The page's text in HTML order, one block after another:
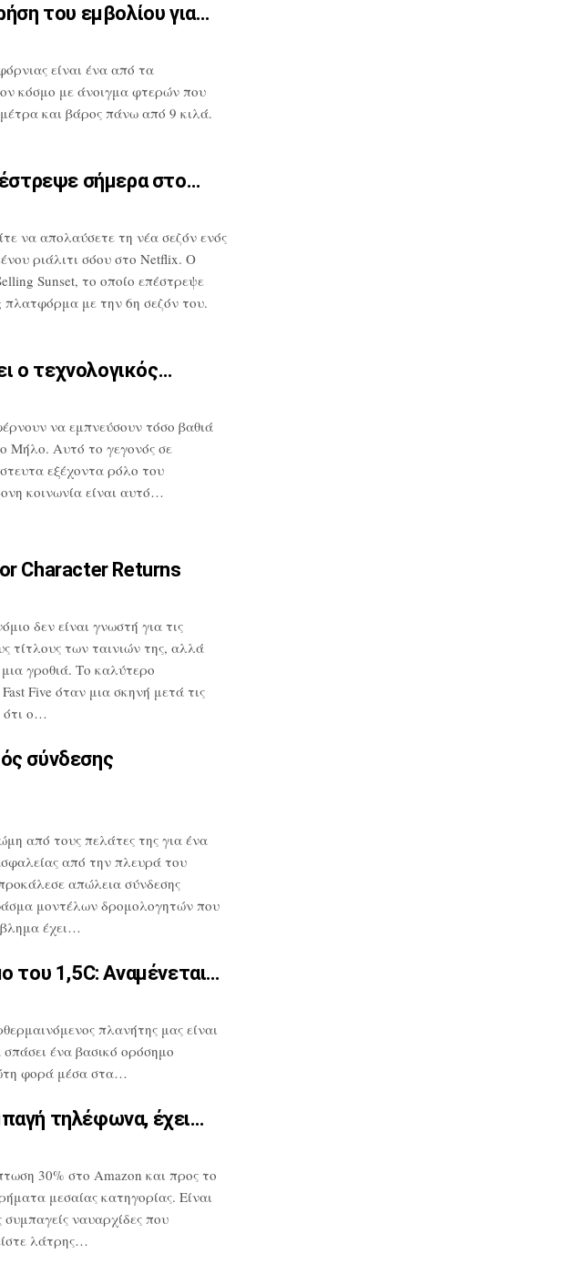
του εμβολίου για…
είναι ένα από τα
κόσμο μεάνοιγμα φτερών που
μέτρα και βάρος πάνω από 9 κιλά.
σήμερα στο…
να απολαύσετε τη νέα σεζόν ενός
ριάλιτι σόου στο Netflix. Ο
Sunset, το οποίο επέστρεψε
πλατφόρμα με την 6η σεζόν του.
ο τεχνολογικός…
ναεμπνεύσουν τόσο βαθιά
Μήλο. Αυτό το γεγονός σε
εξέχοντα ρόλο του
κοινωνία είναι αυτό…
Character Returns
δεν είναι γνωστή για τις
τίτλους των ταινιών της, αλλά
γροθιά. Το καλύτερο
Five όταν μιασκηνή μετά τις
ο…
σύνδεσης
από τους πελάτεςτης για ένα
από την πλευρά του
απώλεια σύνδεσης
μοντέλων δρομολογητών που
έχει…
του 1,5C: Αναμένεται…
πλανήτης μαςείναι
έναβασικό ορόσημο
φορά μέσα στα…
τηλέφωνα, έχει…
30% στο Amazon και προς το
μεσαίας κατηγορίας. Είναι
ναυαρχίδεςπου
λάτρης…